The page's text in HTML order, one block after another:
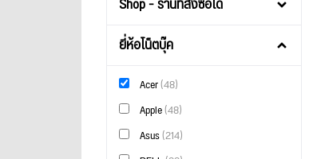
ยี่ห้อโน็ตบุ๊ค
Acer(48)
Apple(48)
Asus(214)